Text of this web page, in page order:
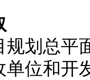
规划总平
单位和开